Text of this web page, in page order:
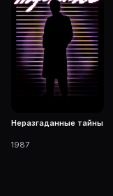
Неразгаданные тайны
1987